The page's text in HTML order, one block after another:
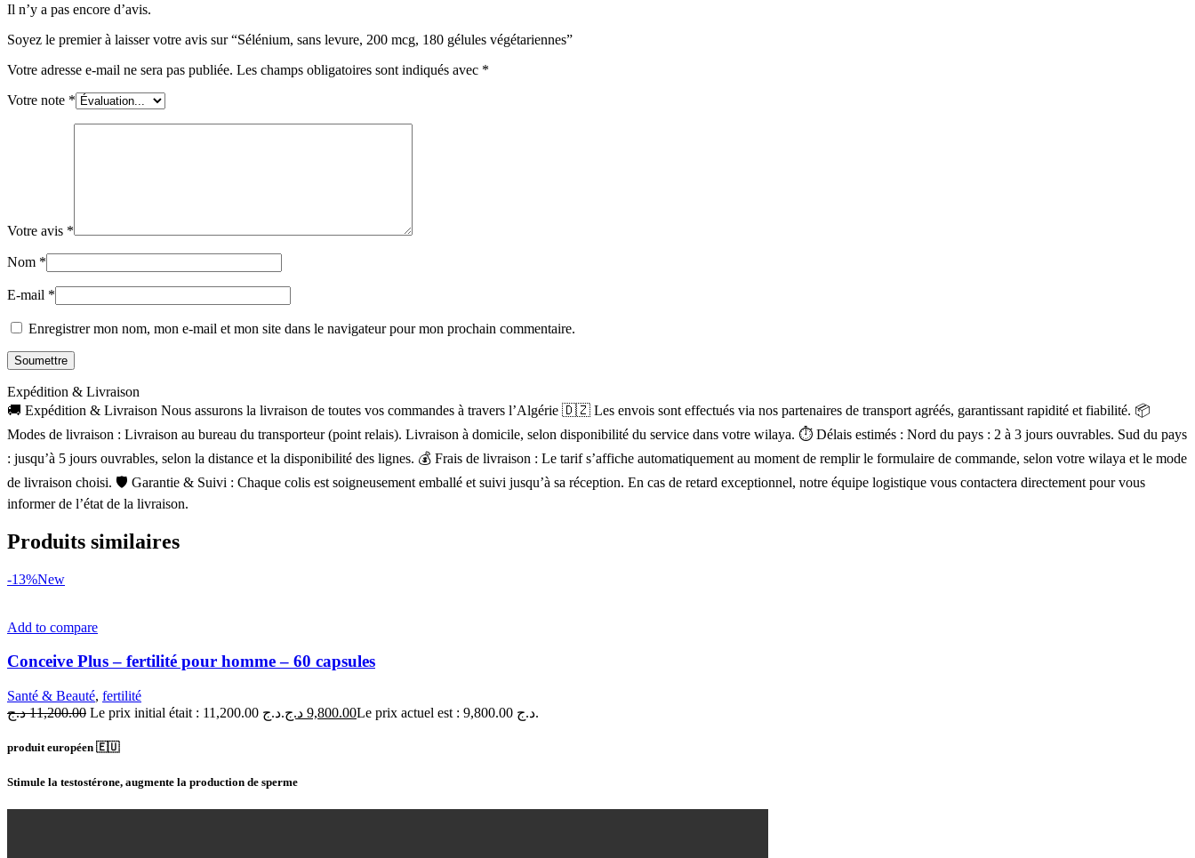
Il n’y a pas encore d’avis.
Soyez le premier à laisser votre avis sur “Sélénium, sans levure, 200 mcg, 180 gélules végétariennes”
Votre adresse e-mail ne sera pas publiée. Les champs obligatoires sont indiqués avec *
Votre note *
Votre avis *
Nom *
E-mail *
Enregistrer mon nom, mon e-mail et mon site dans le navigateur pour mon prochain commentaire.
Expédition & Livraison
🚚 Expédition & Livraison Nous assurons la livraison de toutes vos commandes à travers l’Algérie 🇩🇿 Les envois sont effectués via nos partenaires de transport agréés, garantissant rapidité et fiabilité. 📦
Modes de livraison : Livraison au bureau du transporteur (point relais). Livraison à domicile, selon disponibilité du service dans votre wilaya. ⏱ Délais estimés : Nord du pays : 2 à 3 jours ouvrables. Sud du pays
: jusqu’à 5 jours ouvrables, selon la distance et la disponibilité des lignes. 💰 Frais de livraison : Le tarif s’affiche automatiquement au moment de remplir le formulaire de commande, selon votre wilaya et le mode
de livraison choisi. 🛡 Garantie & Suivi : Chaque colis est soigneusement emballé et suivi jusqu’à sa réception. En cas de retard exceptionnel, notre équipe logistique vous contactera directement pour vous
informer de l’état de la livraison.
Produits similaires
-13%New
Add to compare
Conceive Plus – fertilité pour homme – 60 capsules
Santé & Beauté, fertilité
11,200.00 د.ج Le prix initial était : 11,200.00 د.ج. 9,800.00 د.ج Le prix actuel est : 9,800.00 د.ج.
produit européen 🇪🇺
Stimule la testostérone, augmente la production de sperme